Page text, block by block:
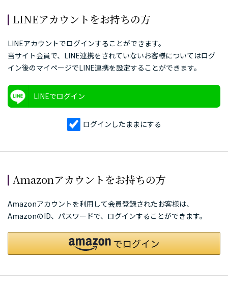
LINEアカウントをお持ちの方
LINEアカウントでログインすることができます。
当サイト会員で、LINE連携をされていないお客様についてはログ
イン後のマイページでLINE連携を設定することができます。
LINEでログイン
ログインしたままにする
Amazonアカウントをお持ちの方
Amazonアカウントを利用して会員登録されたお客様は、
AmazonのID、パスワードで、ログインすることができます。